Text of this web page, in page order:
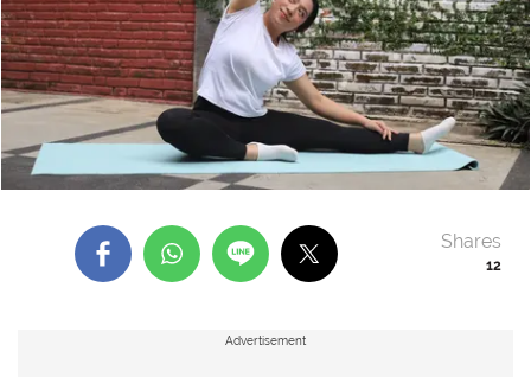
12
Shares
Advertisement